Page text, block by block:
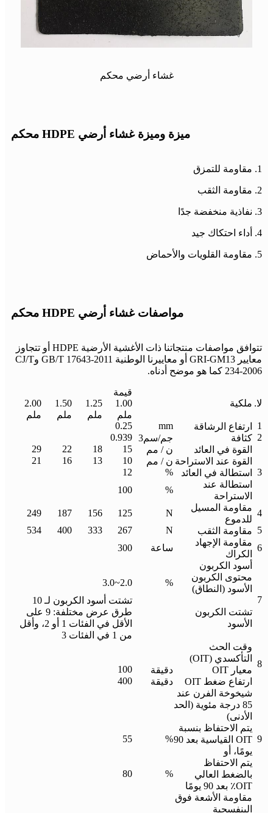
غشاء أرضي محكم
ميزة وميزة غشاء أرضي HDPE محكم
1. مقاومة للتمزق
2. مقاومة الثقب
3. نفاذية منخفضة جدًا
4. أداء احتكاك جيد
5. مقاومة القلويات والأحماض
مواصفات غشاء أرضي HDPE محكم
تتوافق مواصفات منتجاتنا ذات الأغشية الأرضية HDPE أو تتجاوز
معايير GRI-GM13 أو معاييرنا الوطنية GB/T 17643-2011 وCJ/T
234-2006 كما هو موضح أدناه.
لا. ملكية
قيمة
1.00
ملم
1.25
ملم
1.50
ملم
2.00
ملم
1
ارتفاع الرشاقة mm
0.25
2 كثافة جم/سم3 0.939
3
القوة في العائد ن / مم 15
18
22
29
القوة عند الاستراحة ن / مم 10
13
16
21
استطالة في العائد
%
12
استطالة عند
الاستراحة
%
100
4
مقاومة المسيل
للدموع
N
125
156
187
249
5 مقاومة الثقب N
267
333
400
534
6
مقاومة الإجهاد
الكراك
ساعة 300
7
أسود الكربون
محتوى الكربون
الأسود (النطاق)
%
2.0~3.0
تشتت الكربون
الأسود
تشتت أسود الكربون لـ 10
طرق عرض مختلفة: 9 على
الأقل في الفئات 1 أو 2، وأقل
من 1 في الفئات 3
8
وقت الحث
التأكسدي (OIT)
معيار OIT
دقيقة
100
ارتفاع ضغط OIT
دقيقة 400
9
شيخوخة الفرن عند
85 درجة مئوية (الحد
الأدنى)
يتم الاحتفاظ بنسبة
OIT القياسية بعد 90
يومًا، أو
%
55
يتم الاحتفاظ
بالضغط العالي
OIT٪ بعد 90 يومًا
%
80
مقاومة الأشعة فوق
البنفسجية